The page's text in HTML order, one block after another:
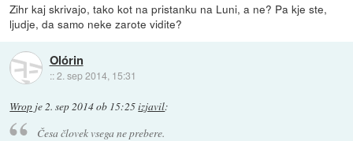
Zihr kaj skrivajo, tako kot na pristanku na Luni, a ne? Pa kje ste,
ljudje, da samo neke zarote vidite?
Olórin
::2. sep 2014, 15:31
Wrop je2. sep 2014 ob 15:25izjavil:
Česa človek vsega ne prebere.